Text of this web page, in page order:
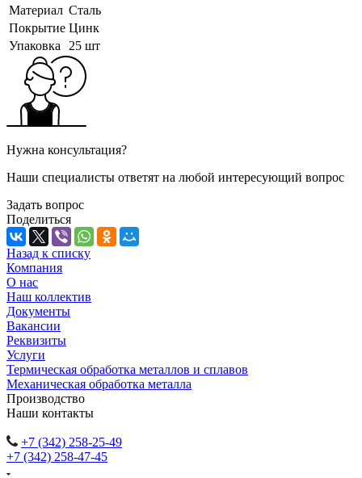
Материал Сталь
Покрытие Цинк
Упаковка
25 шт
Нужна консультация?
Наши специалисты ответят на любой интересующий вопрос
Задать вопрос
Поделиться
Назад к списку
Компания
О нас
Наш коллектив
Документы
Вакансии
Реквизиты
Услуги
Термическая обработка металлов и сплавов
Механическая обработка металла
Производство
Наши контакты
+7 (342) 258-25-49
+7 (342) 258-47-45